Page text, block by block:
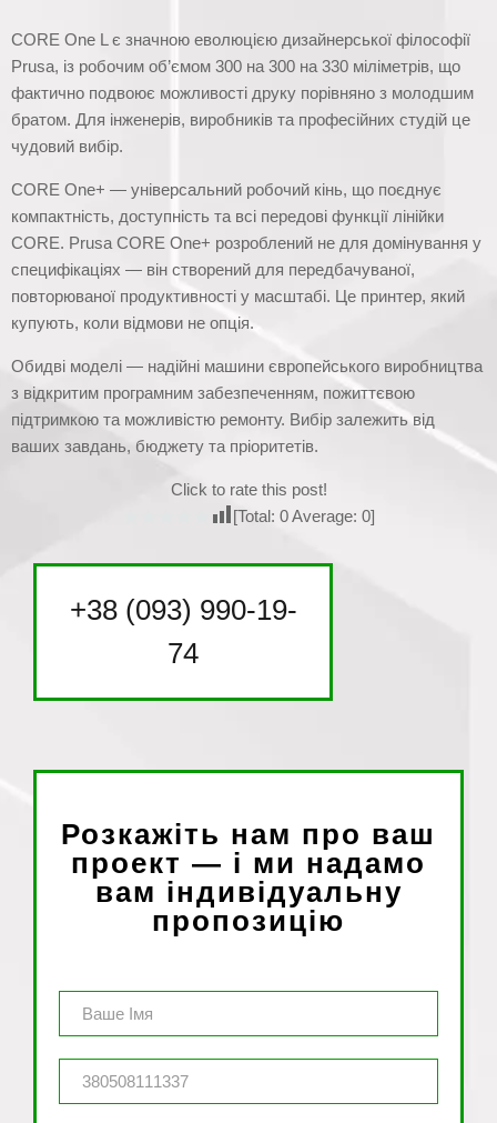
CORE One L є значною еволюцією дизайнерської філософії
Prusa, із робочим об’ємом 300 на 300 на 330 міліметрів, що
фактично подвоює можливості друку порівняно з молодшим
братом. Для інженерів, виробників та професійних студій це
чудовий вибір.
CORE One+ — універсальний робочий кінь, що поєднує
компактність, доступність та всі передові функції лінійки
CORE. Prusa CORE One+ розроблений не для домінування у
специфікаціях — він створений для передбачуваної,
повторюваної продуктивності у масштабі. Це принтер, який
купують, коли відмови не опція.
Обидві моделі — надійні машини європейського виробництва
з відкритим програмним забезпеченням, пожиттєвою
підтримкою та можливістю ремонту. Вибір залежить від
ваших завдань, бюджету та пріоритетів.
Click to rate this post!
[Total: 0Average: 0]
+38 (093) 990-19-
74
Розкажіть нам про ваш
проект — і ми надамо
вам індивідуальну
пропозицію